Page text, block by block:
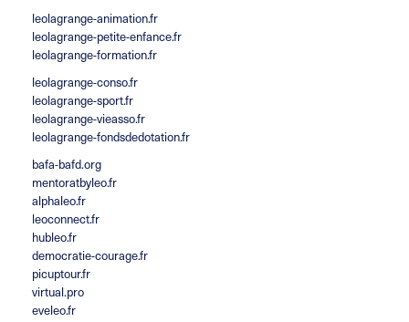
leolagrange-animation.fr
leolagrange-petite-enfance.fr
leolagrange-formation.fr
leolagrange-conso.fr
leolagrange-sport.fr
leolagrange-vieasso.fr
leolagrange-fondsdedotation.fr
bafa-bafd.org
mentoratbyleo.fr
alphaleo.fr
leoconnect.fr
hubleo.fr
democratie-courage.fr
picuptour.fr
virtual.pro
eveleo.fr